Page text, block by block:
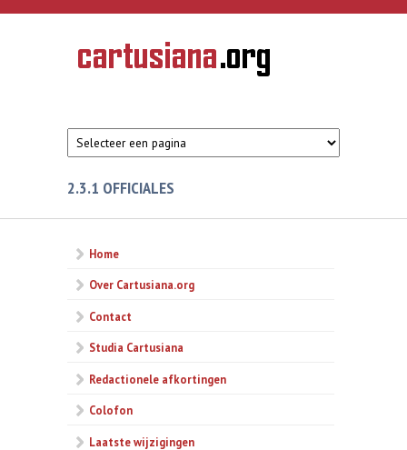
Overslaan en naar de inhoud gaan
CARTUSIANA
Geschiedenis
van de
2.3.1 OFFICIALES
Home
Over Cartusiana.org
Contact
Studia Cartusiana
Redactionele afkortingen
Colofon
Laatste wijzigingen